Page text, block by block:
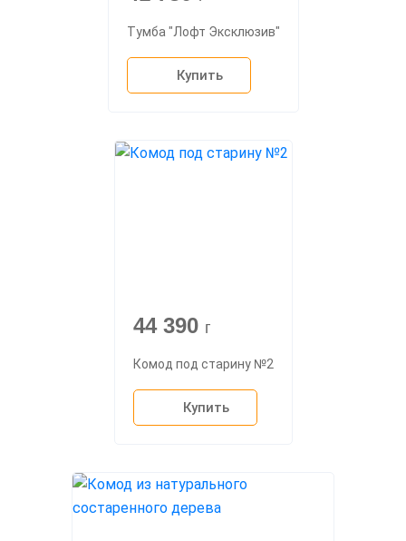
Тумба "Лофт Эксклюзив"
Купить
44 390 г
Комод под старину №2
Купить